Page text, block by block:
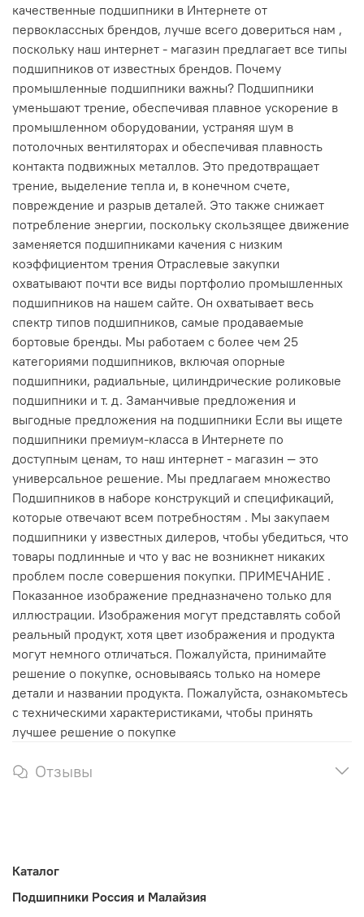
качественные подшипники в Интернете от
первоклассных брендов, лучше всего довериться нам ,
поскольку наш интернет - магазин предлагает все типы
подшипников от известных брендов. Почему
промышленные подшипники важны? Подшипники
уменьшают трение, обеспечивая плавное ускорение в
промышленном оборудовании, устраняя шум в
потолочных вентиляторах и обеспечивая плавность
контакта подвижных металлов. Это предотвращает
трение, выделение тепла и, в конечном счете,
повреждение и разрыв деталей. Это также снижает
потребление энергии, поскольку скользящее движение
заменяется подшипниками качения с низким
коэффициентом трения Отраслевые закупки
охватывают почти все виды портфолио промышленных
подшипников на нашем сайте. Он охватывает весь
спектр типов подшипников, самые продаваемые
бортовые бренды. Мы работаем с более чем 25
категориями подшипников, включая опорные
подшипники, радиальные, цилиндрические роликовые
подшипники и т. д. Заманчивые предложения и
выгодные предложения на подшипники Если вы ищете
подшипники премиум-класса в Интернете по
доступным ценам, то наш интернет - магазин — это
универсальное решение. Мы предлагаем множество
Подшипников в наборе конструкций и спецификаций,
которые отвечают всем потребностям . Мы закупаем
подшипники у известных дилеров, чтобы убедиться, что
товары подлинные и что у вас не возникнет никаких
проблем после совершения покупки. ПРИМЕЧАНИЕ .
Показанное изображение предназначено только для
иллюстрации. Изображения могут представлять собой
реальный продукт, хотя цвет изображения и продукта
могут немного отличаться. Пожалуйста, принимайте
решение о покупке, основываясь только на номере
детали и названии продукта. Пожалуйста, ознакомьтесь
с техническими характеристиками, чтобы принять
лучшее решение о покупке
Отзывы
Каталог
Подшипники Россия и Малайзия